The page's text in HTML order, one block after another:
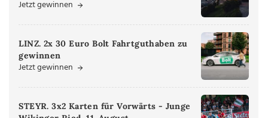
Jetzt gewinnen
LINZ. 2x 30 Euro Bolt Fahrtguthaben zu
gewinnen
Jetzt gewinnen
STEYR. 3x2 Karten für Vorwärts - Junge